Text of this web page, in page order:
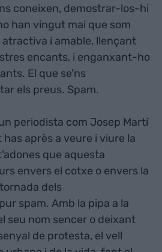
coneixen, demostrar-los-hi
han vingut mai que som
i amable, llençant
encants, i enganxant-ho
El que se'ns
els preus. Spam.
periodista com Josep Martí
après a veure i viure la
que aquesta
envers el cotxe o envers la
dels
spam. Amb la pipa a la
seu nom sencer o deixant
de protesta, el vell